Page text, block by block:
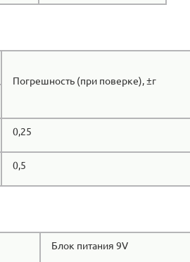
Погрешность (при поверке), ±г
0,25
0,5
Блок питания 9V